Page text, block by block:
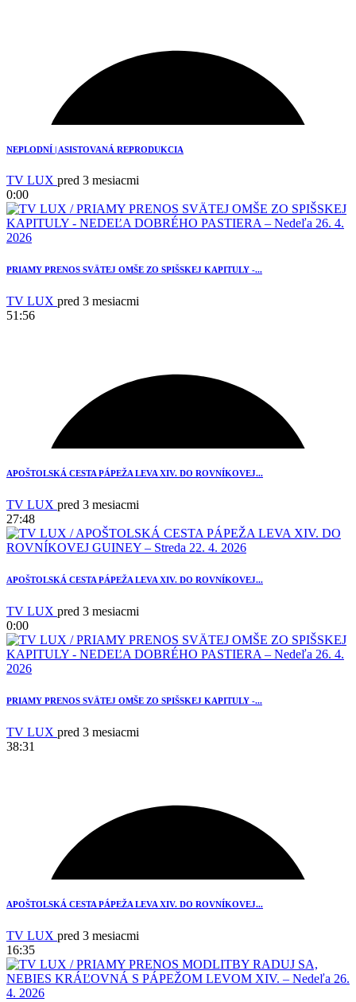
3
NEPLODNÍ | ASISTOVANÁ REPRODUKCIA
TV LUX pred 3 mesiacmi
0:00
PRIAMY PRENOS SVÄTEJ OMŠE ZO SPIŠSKEJ KAPITULY -...
TV LUX pred 3 mesiacmi
51:56
1
APOŠTOLSKÁ CESTA PÁPEŽA LEVA XIV. DO ROVNÍKOVEJ...
TV LUX pred 3 mesiacmi
27:48
APOŠTOLSKÁ CESTA PÁPEŽA LEVA XIV. DO ROVNÍKOVEJ...
TV LUX pred 3 mesiacmi
0:00
PRIAMY PRENOS SVÄTEJ OMŠE ZO SPIŠSKEJ KAPITULY -...
TV LUX pred 3 mesiacmi
38:31
APOŠTOLSKÁ CESTA PÁPEŽA LEVA XIV. DO ROVNÍKOVEJ...
TV LUX pred 3 mesiacmi
16:35